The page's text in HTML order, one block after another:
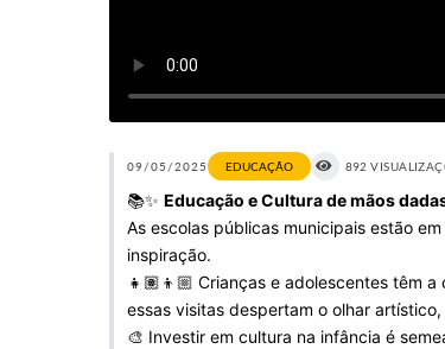
09/05/2025 EDUCAÇÃO 892
📚✨ Educação e Cultura de mãos
As escolas públicas municipais estão
inspiração.
👧🏽👦🏼 Crianças e adolescentes têm
essas visitas despertam o olhar
🎨 Investir em cultura na infância é